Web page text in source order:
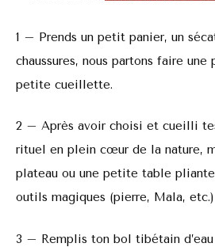
1 – Prends un petit panier, un
chaussures, nous partons faire
petite cueillette.
2 – Après avoir choisi et cueilli
rituel en plein cœur de la nature,
plateau ou une petite table
outils magiques (pierre, Mala,
3 – Remplis ton bol tibétain